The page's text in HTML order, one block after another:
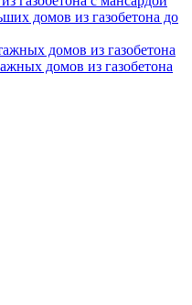
домов из газобетона до
домов из газобетона
домов из газобетона